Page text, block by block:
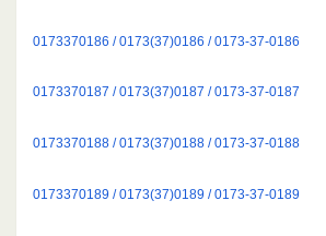
0173370186 / 0173(37)0186 / 0173-37-0186
0173370187 / 0173(37)0187 / 0173-37-0187
0173370188 / 0173(37)0188 / 0173-37-0188
0173370189 / 0173(37)0189 / 0173-37-0189